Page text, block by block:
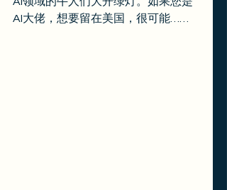
AI大佬，想要留在美国，很可能……